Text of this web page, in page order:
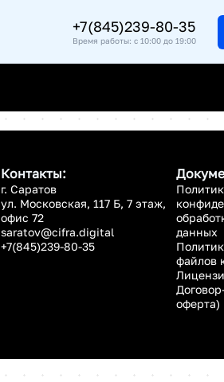
+7(845)239-80-35
Время работы: с 10:00 до 19:00
Контакты:
г. Саратов
ул. Московская, 117 Б, 7 этаж,
офис 72
saratov@cifra.digital
+7(845)239-80-35
данных
файлов
оферта)